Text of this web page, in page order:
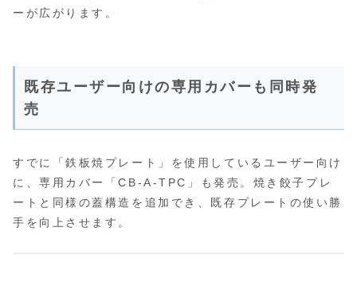
ーが広がります。
既存ユーザー向けの専用カバーも同時発
売
すでに「鉄板焼プレート」を使用しているユーザー向け
に、専用カバー「CB-A-TPC」も発売。焼き餃子プレ
ートと同様の蓋構造を追加でき、既存プレートの使い勝
手を向上させます。